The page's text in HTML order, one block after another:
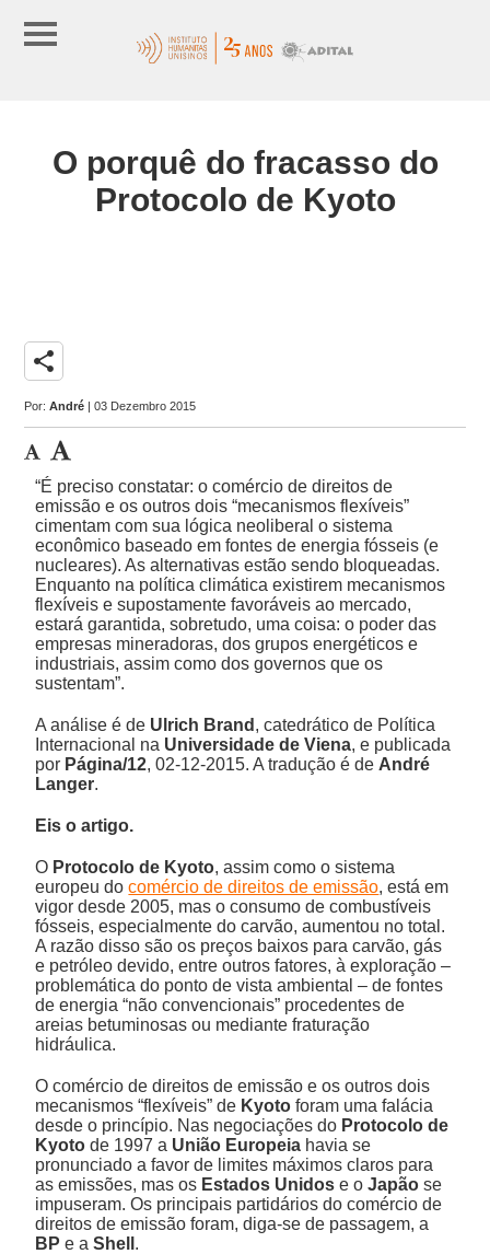
O porquê do fracasso do
Protocolo de Kyoto
share
Por:André | 03 Dezembro 2015
“É preciso constatar: o comércio de direitos de
emissão e os outros dois “mecanismos flexíveis”
cimentam com sua lógica neoliberal o sistema
econômico baseado em fontes de energia fósseis (e
nucleares). As alternativas estão sendo bloqueadas.
Enquanto na política climática existirem mecanismos
flexíveis e supostamente favoráveis ao mercado,
estará garantida, sobretudo, uma coisa: o poder das
empresas mineradoras, dos grupos energéticos e
industriais, assim como dos governos que os
sustentam”.
A análise é de Ulrich Brand , catedrático de Política
Internacional na Universidade de Viena, e publicada
por Página/12, 02-12-2015. A tradução é de André
Langer.
Eis o artigo.
O Protocolo de Kyoto, assim como o sistema
europeu docomércio de direitos de emissão, está em
vigor desde 2005, mas o consumo de combustíveis
fósseis, especialmente do carvão, aumentou no total.
A razão disso são os preços baixos para carvão, gás
e petróleo devido, entre outros fatores, à exploração –
problemática do ponto de vista ambiental – de fontes
de energia “não convencionais” procedentes de
areias betuminosas ou mediante fraturação
hidráulica.
O comércio de direitos de emissão e os outros dois
mecanismos “flexíveis” de Kyoto foram uma falácia
desde o princípio. Nas negociações do Protocolo de
Kyoto de 1997 a União Europeia havia se
pronunciado a favor de limites máximos claros para
as emissões, mas os Estados Unidos e oJapão se
impuseram. Os principais partidários do comércio de
direitos de emissão foram, diga-se de passagem, a
BP e aShell .